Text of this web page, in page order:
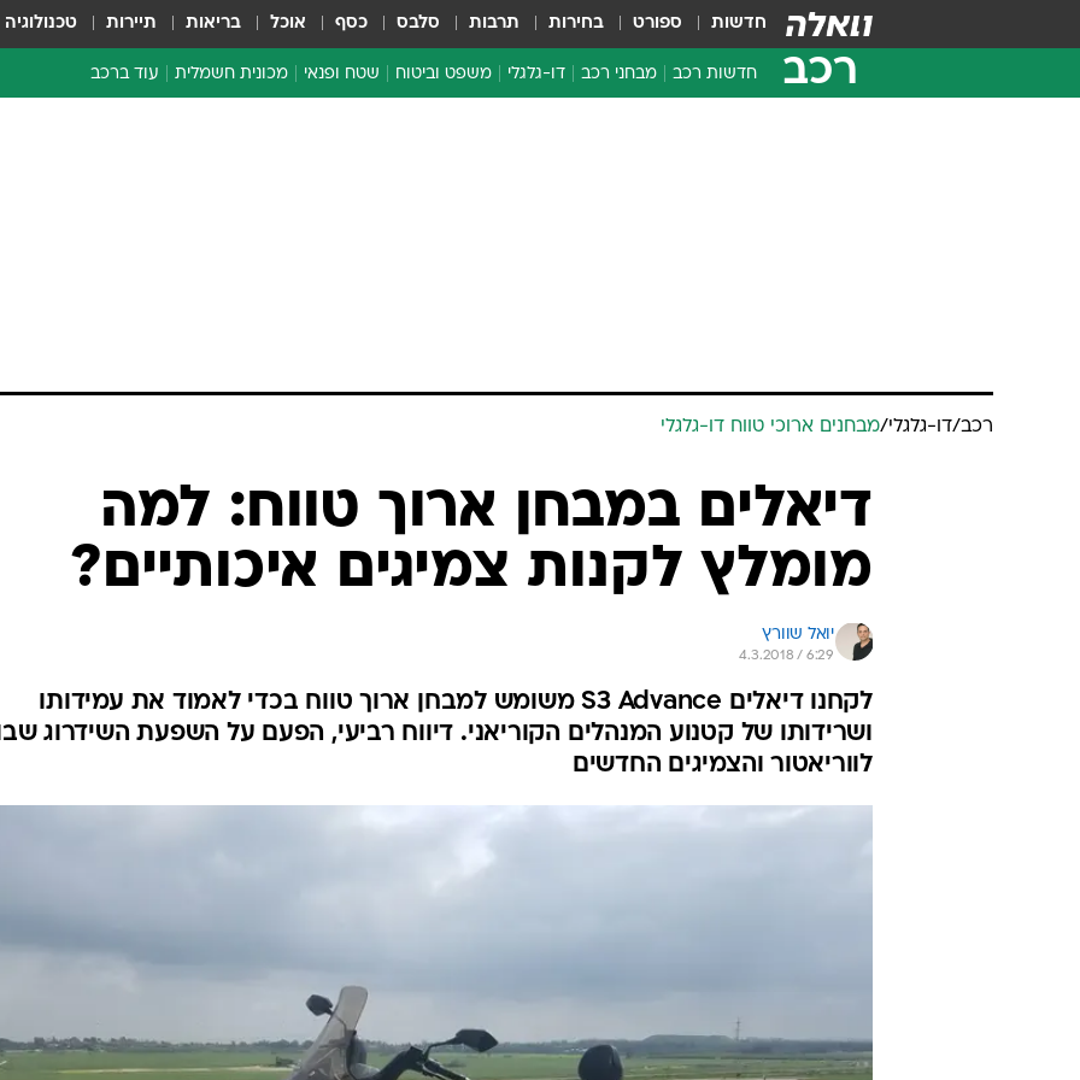
חדשות ספורט בחירות תרבות סלבס כסף אוכל בריאות תיירות טכנולוגיה
רכב חדשות רכב מבחני רכב דו-גלגלי משפט וביטוח שטח ופנאי מכונית חשמלית עוד ברכב
טכנולוגיה
בטיחות
סדנאות ושיפורים
ארכיון מדורים
כתבו לנו
רכב/דו-גלגלי/מבחנים ארוכי טווח דו-גלגלי
דיאלים במבחן ארוך טווח: למה
מומלץ לקנות צמיגים איכותיים?
יואל שוורץ
4.3.2018 / 6:29
לקחנו דיאלים S3 Advance משומש למבחן ארוך טווח בכדי לאמוד את עמידותו
ושרידותו של קטנוע המנהלים הקוריאני. דיווח רביעי, הפעם על השפעת השידרוג
לווריאטור והצמיגים החדשים